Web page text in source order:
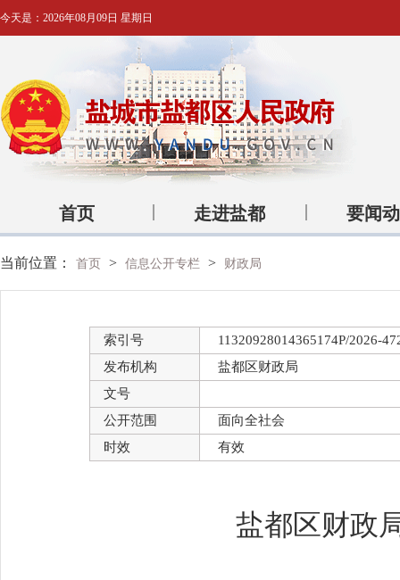
今天是： 2026年08月09日 星期日
首页 走进盐都 要闻
当前位置： 首页 > 信息公开专栏 > 财政局
索引号
11320928014365174P/2026-
发布机构
盐都区财政局
文号
公开范围
面向全社会
时效
有效
盐都区财政